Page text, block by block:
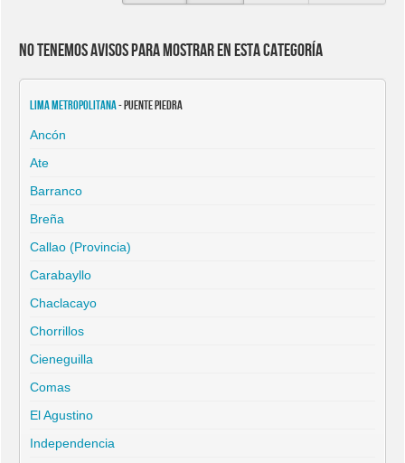
No tenemos avisos para mostrar en esta categoría
Lima Metropolitana- Puente Piedra
Ancón
Ate
Barranco
Breña
Callao (Provincia)
Carabayllo
Chaclacayo
Chorrillos
Cieneguilla
Comas
El Agustino
Independencia